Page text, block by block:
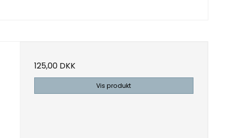
125,00 DKK
Vis produkt